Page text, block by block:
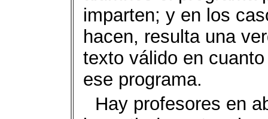
imparten; y en los
hacen, resulta una
texto válido en
ese programa.
Hay profesores en